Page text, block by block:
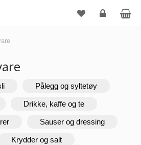
Pålegg og syltetøy
Drikke, kaffe og te
Sauser og dressing
Krydder og salt